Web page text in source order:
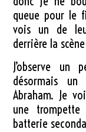
queue pour le
vois un de
derrière la
J’observe
désormais un
Abraham. Je
une
batterie